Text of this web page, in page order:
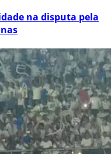
na disputa pela